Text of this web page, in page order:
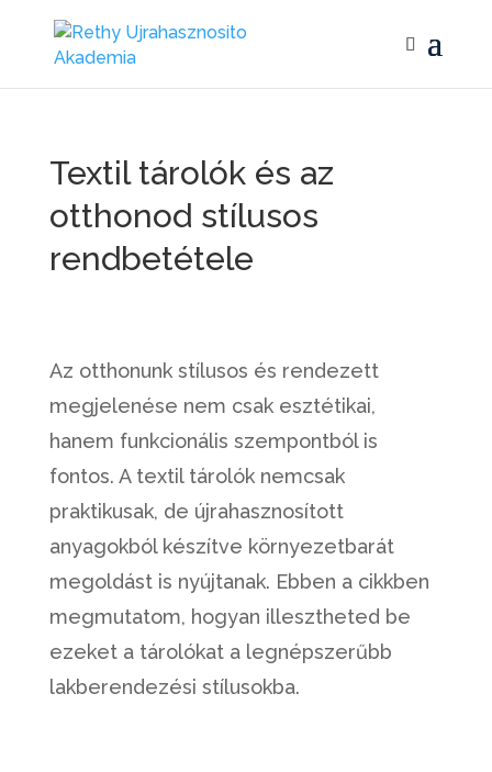
Textil tárolók és az
otthonod stílusos
rendbetétele
Az otthonunk stílusos és rendezett
megjelenése nem csak esztétikai,
hanem funkcionális szempontból is
fontos. A textil tárolók nemcsak
praktikusak, de újrahasznosított
anyagokból készítve környezetbarát
megoldást is nyújtanak. Ebben a cikkben
megmutatom, hogyan illesztheted be
ezeket a tárolókat a legnépszerűbb
lakberendezési stílusokba.